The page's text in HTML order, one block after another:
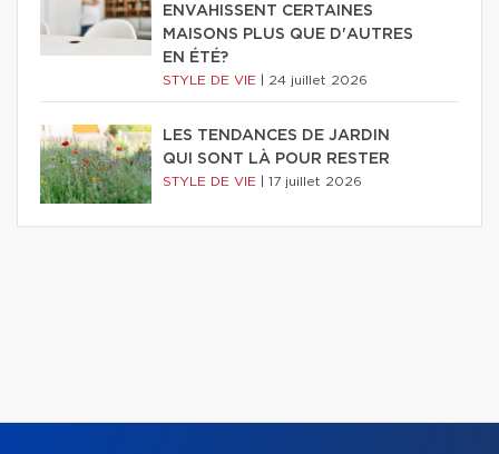
ENVAHISSENT CERTAINES
MAISONS PLUS QUE D'AUTRES
EN ÉTÉ?
STYLE DE VIE 24 juillet 2026
LES TENDANCES DE JARDIN
QUI SONT LÀ POUR RESTER
STYLE DE VIE 17 juillet 2026